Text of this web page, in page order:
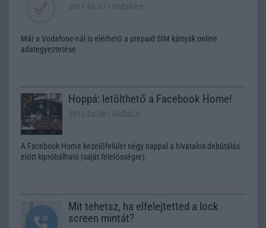
2017.06.07 | Vodafone
Már a Vodafone-nál is elérhető a prepaid SIM kártyák online
adategyeztetése
Hoppá: letölthető a Facebook Home!
2013.04.08 | MoDaCo
A Facebook Home kezelőfelület négy nappal a hivatalos debütálás
előtt kipróbálható (saját felelősségre).
Mit tehetsz, ha elfelejtetted a lock
screen mintát?